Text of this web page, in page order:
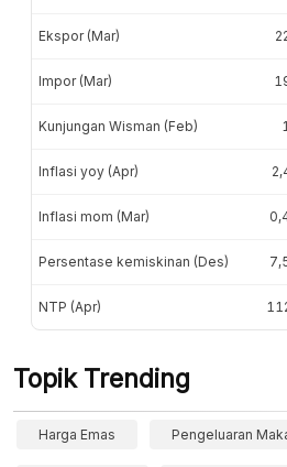
Ekspor (Mar)
Impor (Mar)
Kunjungan Wisman (Feb)
Inflasi yoy (Apr)
Inflasi mom (Mar)
Persentase kemiskinan (Des)
NTP (Apr)
Topik Trending
Harga Emas Pengeluaran